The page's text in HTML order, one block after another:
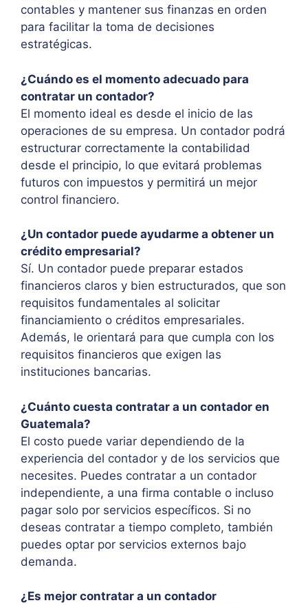
contables y mantener sus finanzas en orden
para facilitar la toma de decisiones
estratégicas.
¿Cuándo es el momento adecuado para
contratar un contador?
El momento ideal es desde el inicio de las
operaciones de su empresa. Un contador podrá
estructurar correctamente la contabilidad
desde el principio, lo que evitará problemas
futuros con impuestos y permitirá un mejor
control financiero.
¿Un contador puede ayudarme a obtener un
crédito empresarial?
Sí. Un contador puede preparar estados
financieros claros y bien estructurados, que son
requisitos fundamentales al solicitar
financiamiento o créditos empresariales.
Además, le orientará para que cumpla con los
requisitos financieros que exigen las
instituciones bancarias.
¿Cuánto cuesta contratar a un contador en
Guatemala?
El costo puede variar dependiendo de la
experiencia del contador y de los servicios que
necesites. Puedes contratar a un contador
independiente, a una firma contable o incluso
pagar solo por servicios específicos. Si no
deseas contratar a tiempo completo, también
puedes optar por servicios externos bajo
demanda.
¿Es mejor contratar a un contador